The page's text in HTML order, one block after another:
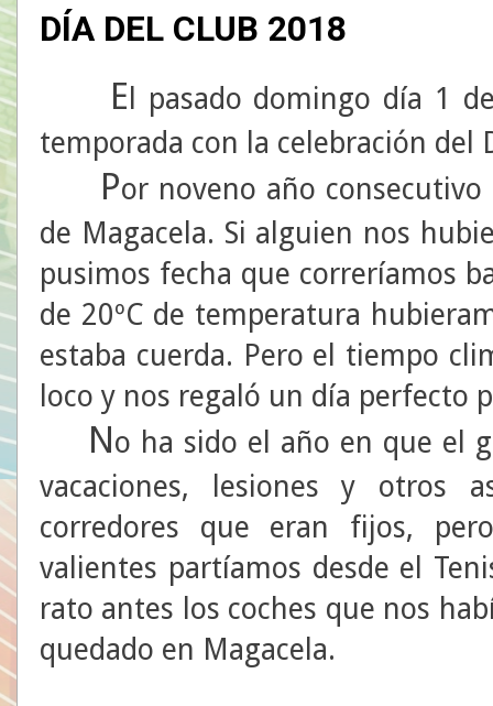
DÍA DEL CLUB 2018
E l pasado domingo día 1
temporada con la celebración del
Por noveno año
de Magacela. Si alguien nos
pusimos fecha que correríamos
de 20ºC de temperatura
estaba cuerda. Pero el tiempo
loco y nos regaló un día perfecto
No ha sido el año en que el
vacaciones, lesiones y otros
corredores que eran fijos,
valientes partíamos desde el
rato antes los coches que nos
quedado en Magacela.